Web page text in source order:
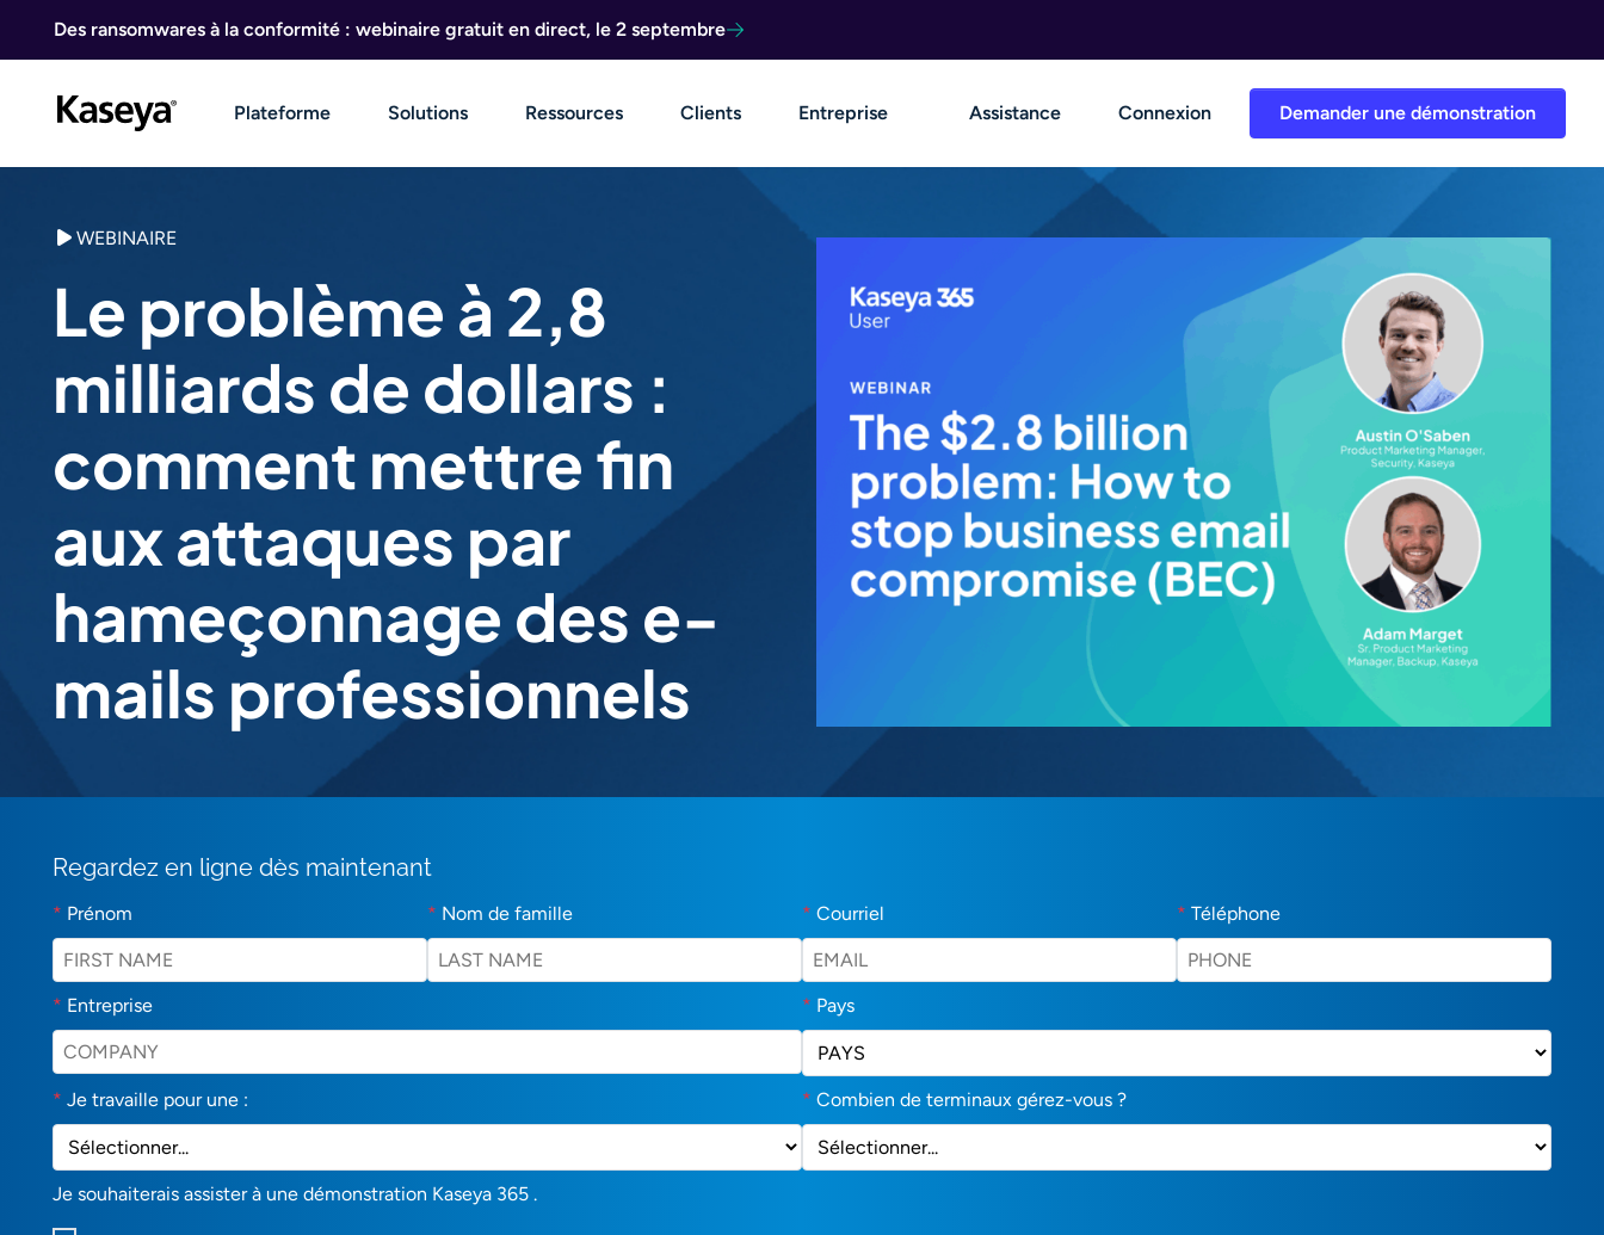
Des ransomwares à la conformité : webinaire gratuit en direct, le 2 septembre
Demander une démonstration
Plateforme Solutions Ressources Clients Entreprise Assistance Connexion
WEBINAIRE
Le problème à 2,8
milliards de dollars :
comment mettre fin
aux attaques par
hameçonnage des e-
mails professionnels
Regardez en ligne dès maintenant
* Prénom * Nom de famille * Courriel * Téléphone
* Entreprise * Pays
* Je travaille pour une : * Combien de terminaux gérez-vous ?
Je souhaiterais assister à une démonstration Kaseya 365 .